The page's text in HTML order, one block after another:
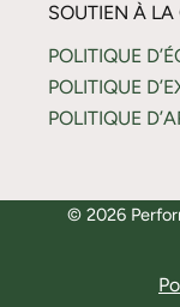
SOUTIEN À LA
POLITIQUE
POLITIQUE
POLITIQUE
© 2026